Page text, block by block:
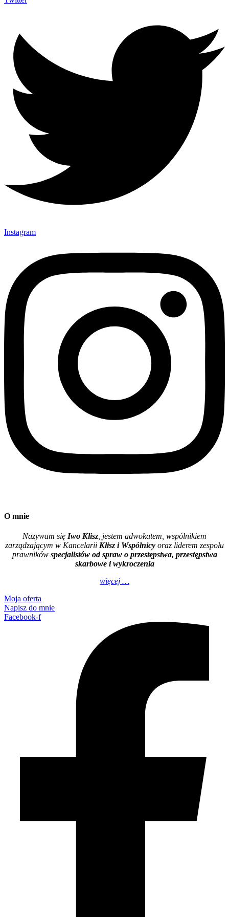
Instagram
O mnie
Nazywam się Iwo Klisz, jestem adwokatem, wspólnikiem
zarządzającym w Kancelarii Klisz i Wspólnicy oraz liderem zespołu
prawników specjalistów od spraw o przestępstwa, przestępstwa
skarbowe i wykroczenia
więcej …
Moja oferta
Napisz do mnie
Facebook-f